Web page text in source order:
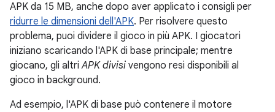
APK da 15 MB, anche dopo aver applicato i consigli per
ridurre le dimensioni dell'APK. Per risolvere questo
problema, puoi dividere il gioco in più APK. I giocatori
iniziano scaricando l'APK di base principale; mentre
giocano, gli altriAPK divisi vengono resi disponibili al
gioco in background.
Ad esempio, l'APK di base può contenere il motore